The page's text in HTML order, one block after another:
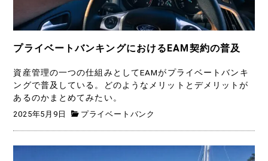
プライベートバンキングにおけるEAM契約の普及
資産管理の一つの仕組みとしてEAMがプライベートバンキ
ングで普及している。どのようなメリットとデメリットが
あるのかまとめてみたい。
2025年5月9日 プライベートバンク